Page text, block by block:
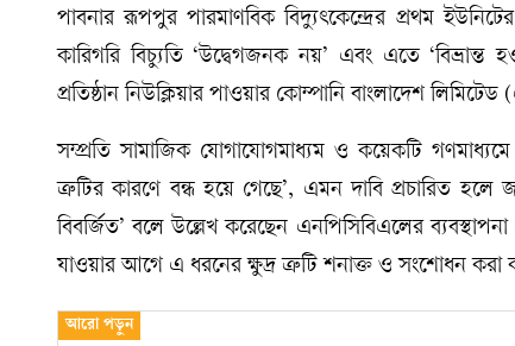
পাবনার রূপপুর পারমাণবিক বিদ্যুৎকেন্দ্রের প্রথম
কারিগরি বিচ্যুতি ‘উদ্বেগজনক নয়’ এবং এতে ‘বিভ্রান্ত
প্রতিষ্ঠান নিউক্লিয়ার পাওয়ার কোম্পানি বাংলাদেশ
সম্প্রতি সামাজিক যোগাযোগমাধ্যম ও কয়েকটি
ত্রুটির কারণে বন্ধ হয়ে গেছে’, এমন দাবি প্রচারিত হলে
বিবর্জিত’ বলে উল্লেখ করেছেন এনপিসিবিএলের
যাওয়ার আগে এ ধরনের ক্ষুদ্র ত্রুটি শনাক্ত ও সংশোধন করা